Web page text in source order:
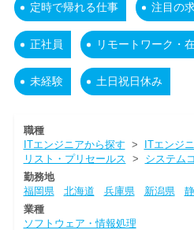
定時で帰れる仕事 注目の
正社員 リモートワーク・
未経験 土日祝日休み
職種
ITエンジニアから探す > ITエンジ
リスト・プリセールス > システム
勤務地
福岡県
北海道 兵庫県 新潟県
業種
ソフトウェア・情報処理